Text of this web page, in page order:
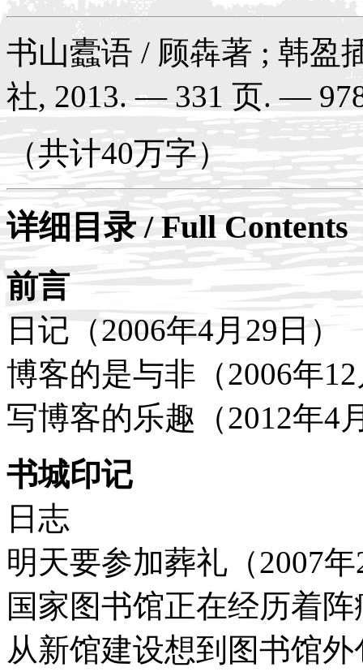
书山蠹语 / 顾犇著 ; 韩盈
社, 2013. — 331 页. —
（共计40万字）
详细目录 / Full Contents
前言
日记（2006年4月29日）
博客的是与非（2006年
写博客的乐趣（2012年4
书城印记
日志
明天要参加葬礼（2007
国家图书馆正在经历着
从新馆建设想到图书馆